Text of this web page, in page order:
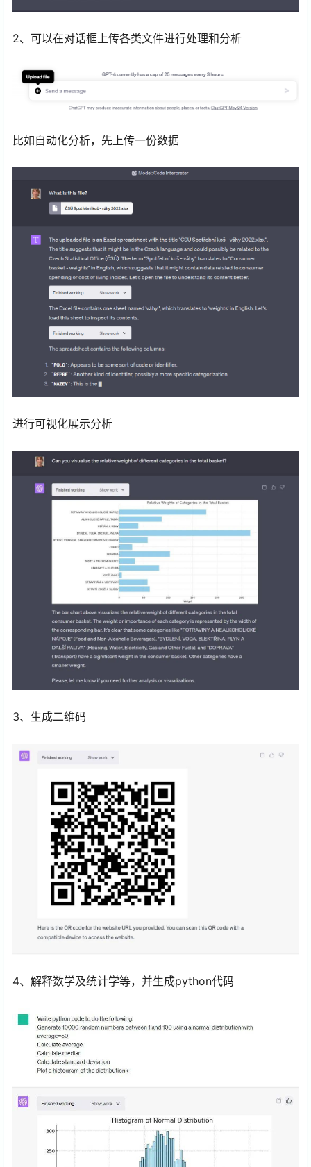
2、可以在对话框上传各类文件进行处理和分析
比如自动化分析，先上传一份数据
进行可视化展示分析
3、生成二维码
4、解释数学及统计学等，并生成python代码